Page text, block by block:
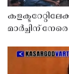
മാർച്ചിന്